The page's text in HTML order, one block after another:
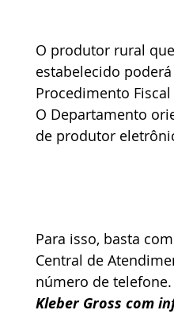
O produtor rural
estabelecido
Procedimento Fiscal
O Departamento
de produtor
Para isso, basta
Central de
número de telefone.
Kleber Gross com